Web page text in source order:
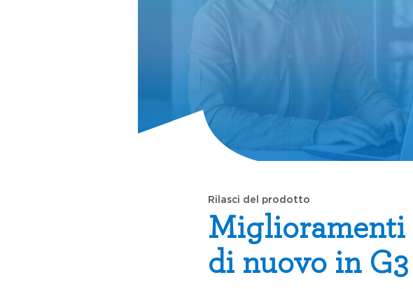
Rilasci del prodotto
Miglioramenti
di nuovo in